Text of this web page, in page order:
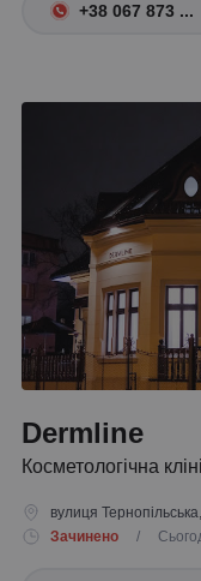
+38 067 873 ...
Dermline
Косметологічна
вулиця
Зачинено
/